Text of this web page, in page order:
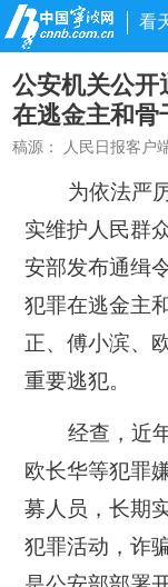
看
公安机关公开
在逃金主和骨
稿源： 人民日报客户
为依法严
实维护人民群
安部发布通缉
犯罪在逃金主
正、傅小滨、
重要逃犯。
经查，近
欧长华等犯罪
募人员，长期
犯罪活动，诈